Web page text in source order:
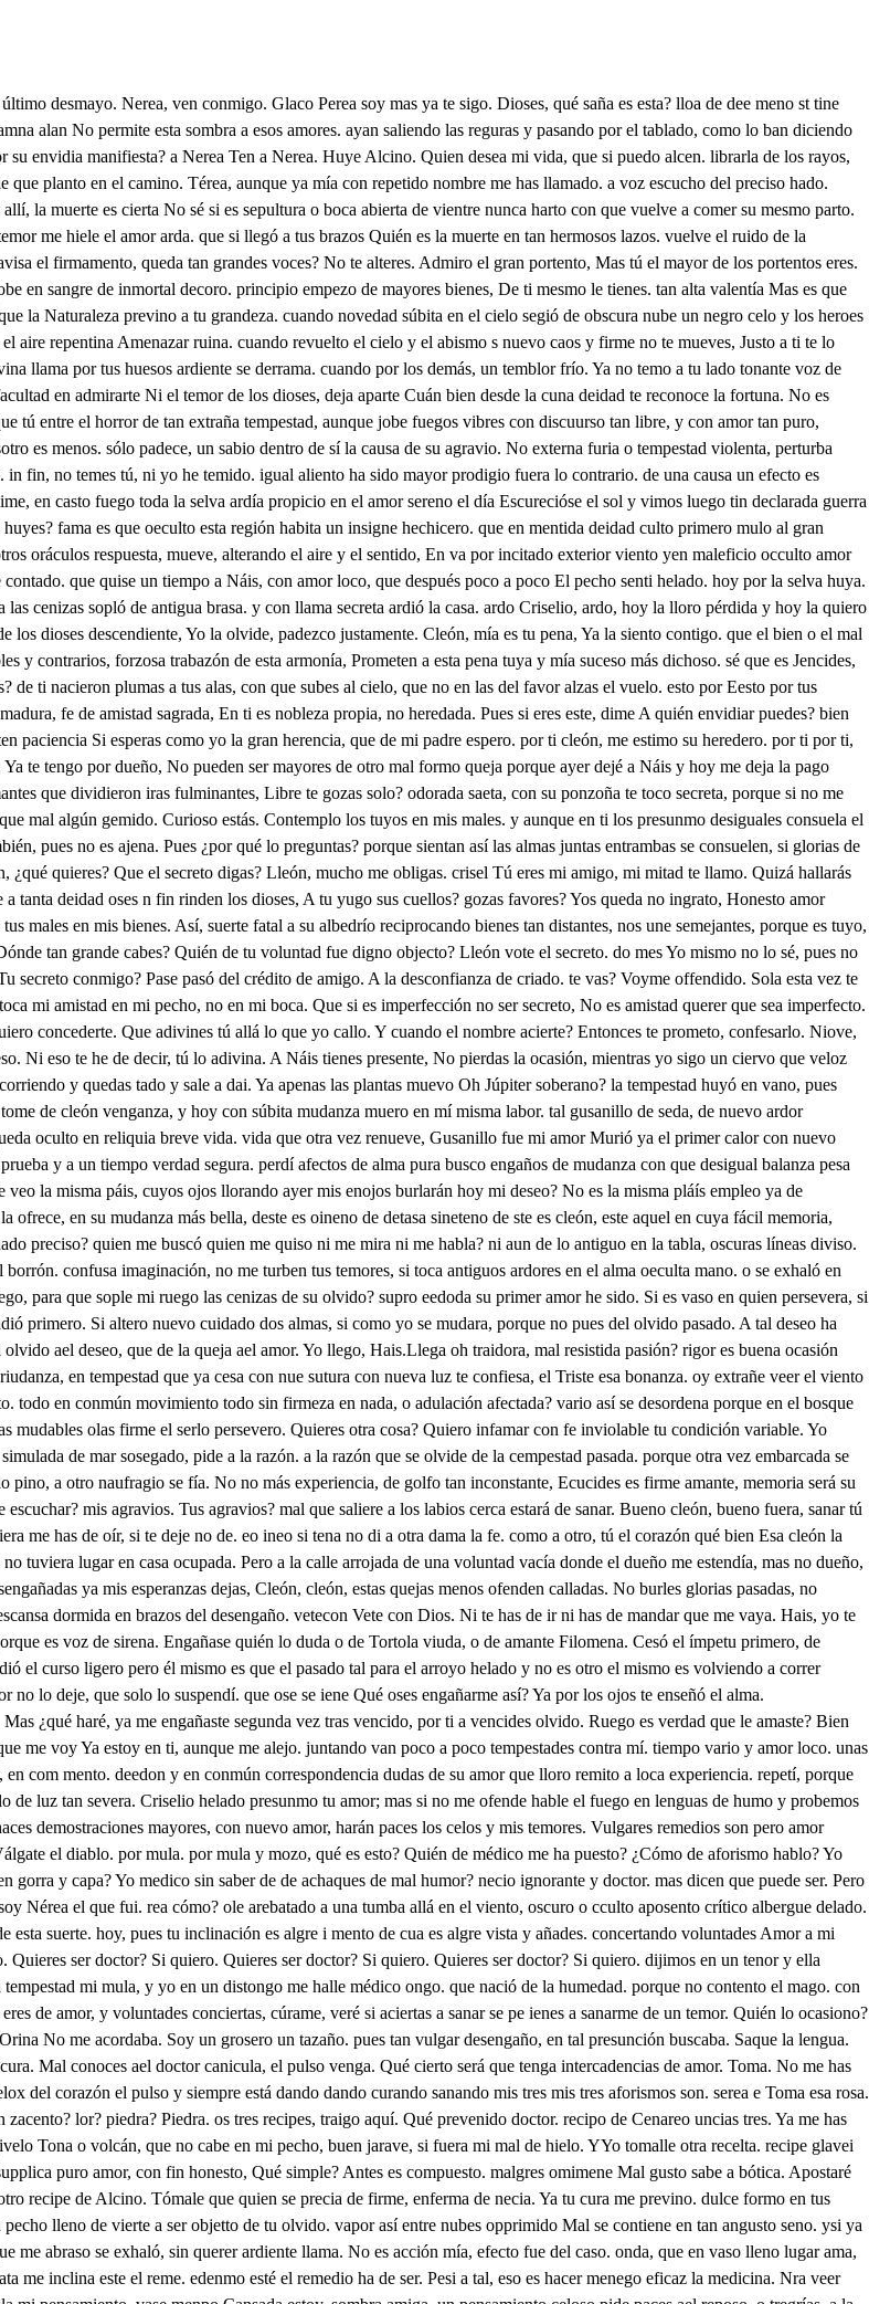
mía es tu pena, Ya la siento contigo. que el bien o el mal conmunes al amigo. Pero si forman la fatal cadena slabones tan varios de efectos favorables y contrarios, forzosa trabazón de esta armonía, Prometen a esta pena tuya y mía suceso más dichoso. sé que es Jencides, ramo generoso de tronco soberano, Mas si él se extiende ufano, Tú qué sangre no igualas? de ti nacieron plumas a tus alas, con que subes al cielo, que no en las del favor alzas el vuelo. esto por Eesto por tus abuelos acquirido. Pero ingenio lucido. fineza en verdad pura. un floreciente edad razón madura, fe de amistad sagrada, En ti es nobleza propia, no heredada. Pues si eres este, dime A quién envidiar puedes? bien que no a todos en fortuna excedes Bien que este engaño a la virtud opprime. Más sufre, ten paciencia Si esperas como yo la gran herencia, que de mi padre espero. por ti cleón, me estimo su heredero. por ti por ti, levanta hará el deseo a la esperanza santa. finvuelve en tus favores, Agravio no pequeño, Ya te tengo por dueño, No pueden ser mayores de otro mal formo queja porque ayer dejé a Náis y hoy me deja la pago arrepentido con ardores de amor, hyelos de olvido. Mas dime por Apolo, Entre tantos amantes que dividieron iras fulminantes, Libre te gozas solo? odorada saeta, con su ponzoña te toco secreta, porque si no me engaño, toda la selva ardía. conmien fue el daño, tan bién el aire herido, formó tuyo, aunque mal algún gemido. Curioso estás. Contemplo los tuyos en mis males. y aunque en ti los presunmo desiguales consuela el alto ejemplo. Luego podrá tu pena consolarse en la mía? Antes fuerza sería sentir esa también, pues no es ajena. Pues ¿por qué lo preguntas? porque sientan así las almas juntas entrambas se consuelen, si glorias de amor cuentan. ambas a un tiempo sientan pues uno y otro mal a entrambos duelen. An fin, ¿qué quieres? Que el secreto digas? Lleón, mucho me obligas. crisel Tú eres mi amigo, mi mitad te llamo. Quizá hallarás consuelo en otro igual desvelo. Yo amo tam bién cleón, yo también amo. ciego amor, que a tanta deidad oses n fin rinden los dioses, A tu yugo sus cuellos? gozas favores? Yos queda no ingrato, Honesto amor retrato, papeles, bandas, cintas y cabellos. in fin, yo tengo dichas, y tú tienes consuelo de tus males en mis bienes. Así, suerte fatal a su albedrío reciprocando bienes tan distantes, nos une semejantes, porque es tuyo, mi bien, tu mal es mío. Ya espero lo que falta. Quién mereció en tu amor dicha tan alta? Dónde tan grande cabes? Quién de tu voluntad fue digno objecto? Lleón vote el secreto. do mes Yo mismo no lo sé, pues no lo sabes. Criselio, así respondes? Cleón es sacramento Enfio escondes Tú de mi recato? Tu secreto conmigo? Pase pasó del crédito de amigo. A la desconfianza de criado. te vas? Voyme offendido. Sola esta vez te ví poco advertido. porque el amigo sabio Nunca juzga el secreto, por agravio. solicitarte toca mi amistad en mi pecho, no en mi boca. Que si es imperfección no ser secreto, No es amistad querer que sea imperfecto. Qué ciego error, lo que quisieres sea, A tanto ingenio la razón se crea. Ahora, una cosa quiero concederte. Que adivines tú allá lo que yo callo. Y cuando el nombre acierte? Entonces te prometo, confesarlo. Niove, Clegue, prífile, Lucina? leon. No has de decir más que una. los de las cuatre alguna? Nieso. Ni eso te he de decir, tú lo adivina. A Náis tienes presente, No pierdas la ocasión, mientras yo sigo un ciervo que veloz corre a la fuente. sin tu mayor amigo? Cleón, aunque te quedas, vas conmigo. a Criselio corriendo y quedas tado y sale a dai. Ya apenas las plantas muevo Oh Júpiter soberano? la tempestad huyó en vano, pues dentro de mí la llevo. peligro antiguo renuevo, artífice de mi error. Fingía Jencides amor, tome de cleón venganza, y hoy con súbita mudanza muero en mí misma labor. tal gusanillo de seda, de nuevo ardor renascido, a su misma muerte ha sido, su propio cuidado enreda. Muere en el trabajo y queda oculto en reliquia breve vida. vida que otra vez renueve, Gusanillo fue mi amor Murió ya el primer calor con nuevo afecto se mueve. Esta es háis, sabia hermosura antiguo objecto, a fe nueva ahora dudosa prueba y a un tiempo verdad segura. perdí afectos de alma pura busco engaños de mudanza con que desigual balanza pesa tiempos la ocasión, no estime la posesión. y hoy deseo la esperanza. Amor, no es esta que veo la misma páis, cuyos ojos llorando ayer mis enojos burlarán hoy mi deseo? No es la misma pláís empleo ya de jseucides aquella ao a quién yo olvidé? si es ella y mudable desmerece. que novedad me la ofrece, en su mudanza más bella, deste es oineno de detasa sineteno de ste es cleón, este aquel en cuya fácil memoria, pintó el amor, breve gloria. viva la mintió el pincel. Ni aun pintada duro en él fuerza de hado preciso? quien me buscó quien me quiso ni me mira ni me habla? ni aun de lo antiguo en la tabla, oscuras líneas diviso. Qué violencia fue pasión, dejara, pues borro injusto, lo colorido del gusto, los pérfiles del borrón. confusa imaginación, no me turben tus temores, si toca antiguos ardores en el alma oeculta mano. o se exhaló en humo vano, tanto incendio de favores, Si guarda, háis escondido en la memoria algún fuego, para que sople mi ruego las cenizas de su olvido? supro eedoda su primer amor he sido. Si es vaso en quien persevera, si no la amistad siquiera pues tan limpio y pecro fue el olor de aquella fe. que en él se infundió primero. Si altero nuevo cuidado dos almas, si como yo se mudara, porque no pues del olvido pasado. A tal deseo ha llegado. quejosa de mi rigor me puede amar qué mayor distancia y por más rodeo ¡ay del olvido ael des